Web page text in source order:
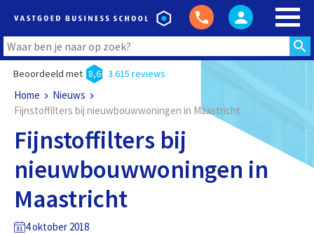
Beoordeeld met 8,6 3.615 reviews
Home
Nieuws
Fijnstoffilters bij nieuwbouwwoningen in Maastricht
Fijnstoffilters bij
nieuwbouwwoningen in
Maastricht
4 oktober 2018